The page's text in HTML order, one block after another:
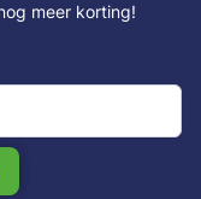
meer korting!